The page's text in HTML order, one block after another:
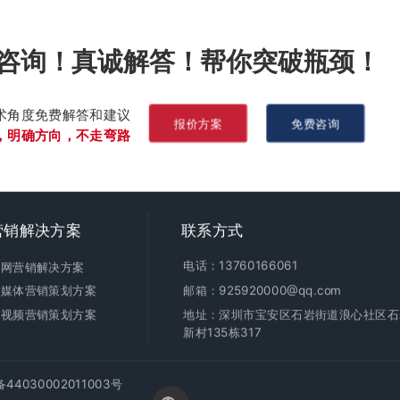
询！真诚解答！帮你突破瓶颈！
角度免费解答和建议
明确方向，不走弯路
免费咨询
报价方案
销解决方案
营销解决方案
体营销策划方案
频营销策划方案
联系方式
电话：13760166061
邮箱：925920000@qq.com
地址：深圳市宝安区石岩街道浪心社区
新村135栋317
44030002011003号